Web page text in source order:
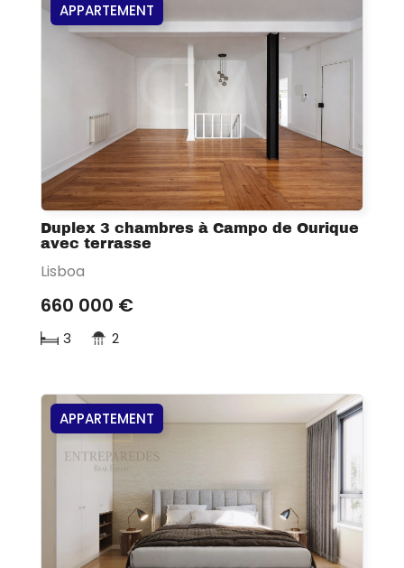
APPARTEMENT
Duplex 3 chambres à Campo de Ourique
avec terrasse
Lisboa
660 000 €
3 2
APPARTEMENT